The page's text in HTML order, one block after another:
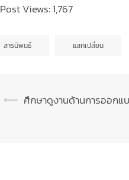
Post Views: 1,767
สารนิพนธ์ แลกเปลี่ยน
Post
⟵ ศึกษาดูงานด้านการออก